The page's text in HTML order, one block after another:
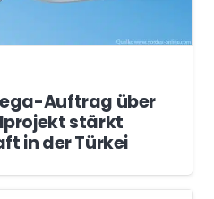
Auftrag über
stärkt
in der Türkei